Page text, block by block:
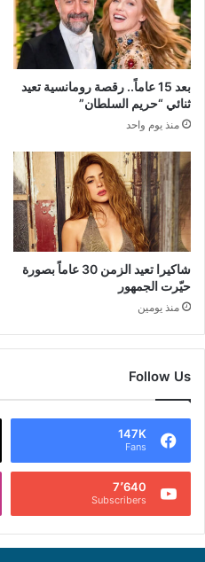
بعد 15 عاماً.. رقصة رومانسية تعيد
ثنائي “حريم السلطان”
منذ يوم واحد
شاكيرا تعيد الزمن 30 عاماً بصورة
حيّرت الجمهور
منذ يومين
Follow Us
147K
Fans
7٬640
Subscribers